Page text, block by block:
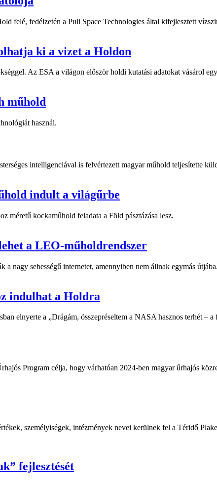
felé, fedélzetén a Puli Space Technologies által kifejlesztett
ki a vizet a Holdon
Az ESA a világon először holdi kutatási adatokat vásárol
műhold
használ.
intelligenciával is felvértezett magyar műhold teljesítette
indult a világűrbe
méretű kockaműhold feladata a Föld pásztázása lesz.
a LEO-műholdrendszer
nagy sebességű internetet, amennyiben nem állnak egymás útjába.
indulhat a Holdra
elnyerte a „Drágám, összepréseltem a NASA hasznos terhét –
Program célja, hogy várhatóan 2024-ben magyar űrhajós
személyiségek, intézmények nevei kerülnek fel a Téridő
fejlesztését